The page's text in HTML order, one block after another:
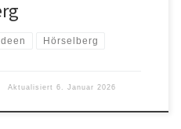
Hörselberg
Aktualisiert 6. Januar 2026